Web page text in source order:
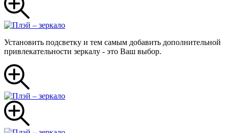
Установить подсветку и тем самым добавить дополнительной
привлекательности зеркалу - это Ваш выбор.